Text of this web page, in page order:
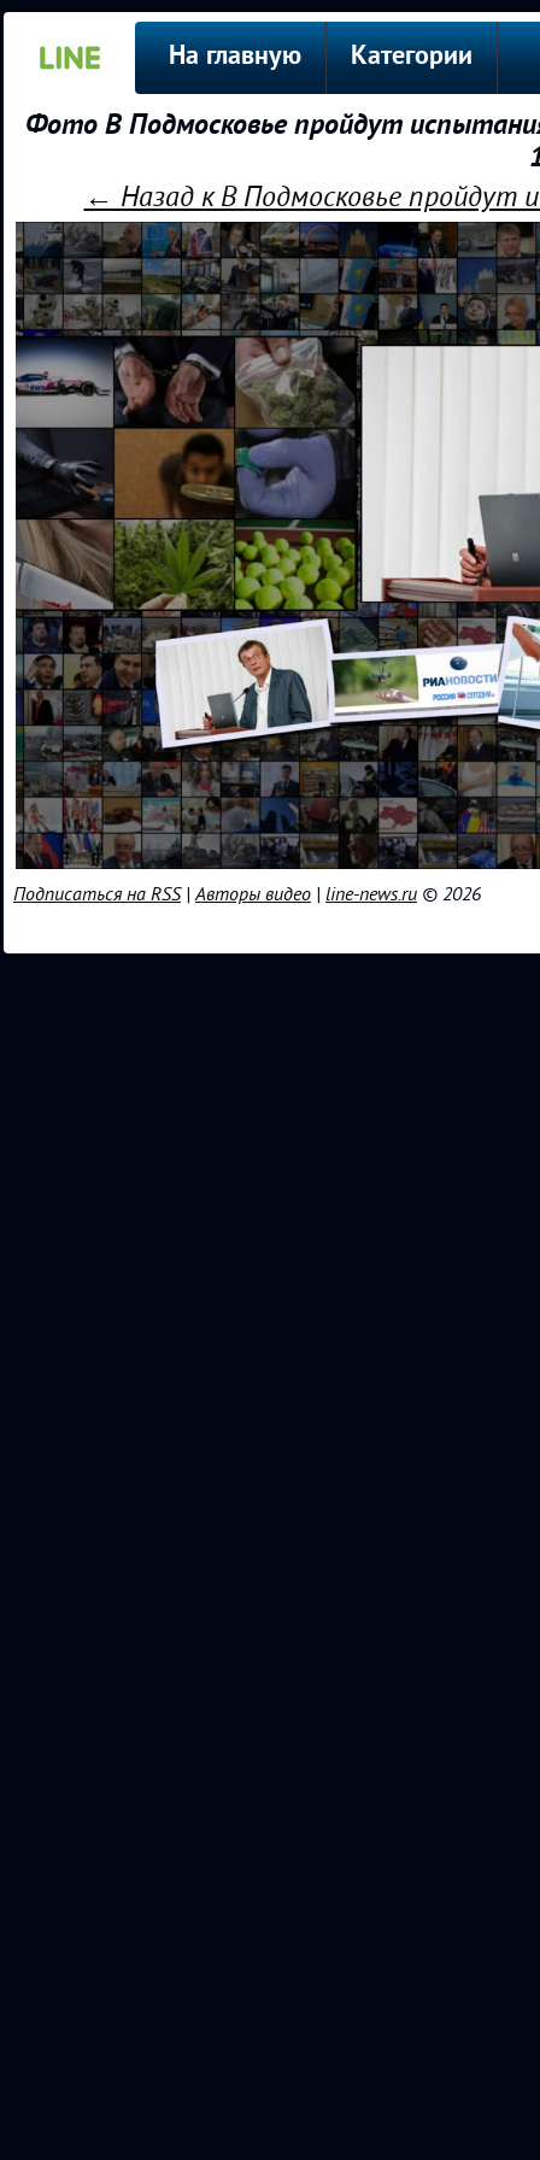
На главную Категории
Фото В Подмосковье пройдут
← Назад к В Подмосковье пройдут
Подписаться на RSS|Авторы видео | line-news.ru © 2026